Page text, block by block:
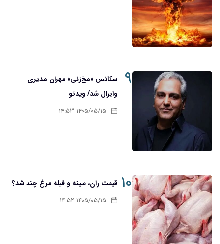
۹
سکانس «مخ‌زنی» مهران مدیری
وایرال شد/ ویدئو
۱۴۰۵/۰۵/۱۵ ۱۴:۵۳
۱۰ قیمت ران، سینه و فیله مرغ چند شد؟
۱۴۰۵/۰۵/۱۵ ۱۴:۵۲